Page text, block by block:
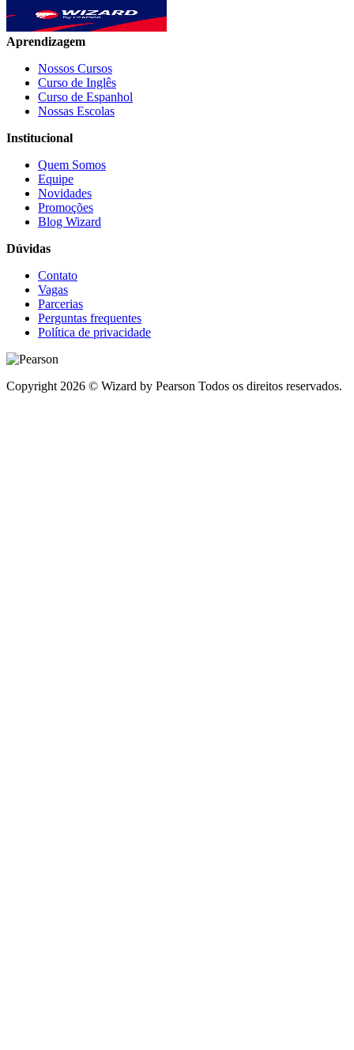
Aprendizagem
Nossos Cursos
Curso de Inglês
Curso de Espanhol
Nossas Escolas
Institucional
Quem Somos
Equipe
Novidades
Promoções
Blog Wizard
Dúvidas
Contato
Vagas
Parcerias
Perguntas frequentes
Política de privacidade
Copyright 2026 © Wizard by Pearson Todos os direitos reservados.